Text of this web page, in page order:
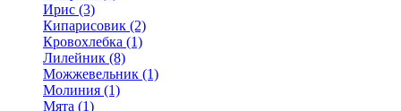
Ирис (3)
Кипарисовик (2)
Кровохлебка (1)
Лилейник (8)
Можжевельник (1)
Молиния (1)
Мята (1)